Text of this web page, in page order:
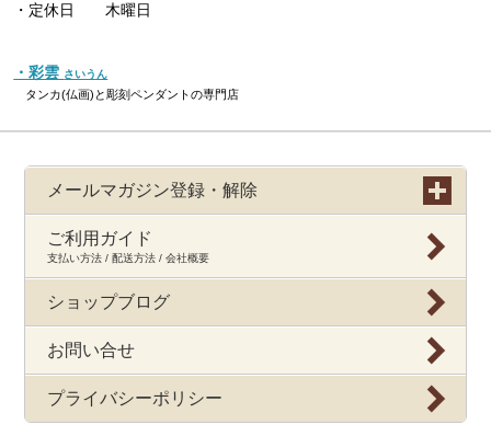
・定休日 木曜日
・彩雲 さいうん
タンカ(仏画)と彫刻ペンダントの専門店
メールマガジン登録・解除
ご利用ガイド
支払い方法 / 配送方法 / 会社概要
ショップブログ
お問い合せ
プライバシーポリシー